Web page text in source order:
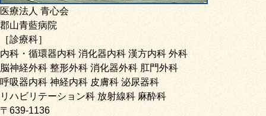
医療法人 青心会
郡山青藍病院
［診療科］
内科・循環器内科 消化器内科 漢方内科 外科
脳神経外科 整形外科 消化器外科 肛門外科
呼吸器内科 神経内科 皮膚科 泌尿器科
リハビリテーション科 放射線科 麻酔科
〒639-1136